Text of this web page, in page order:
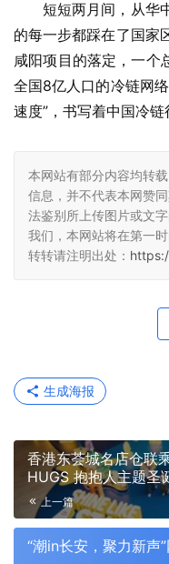
短短两月间，从华
的每一步都踩在了国家
咸阳项目的落定，一
全国8亿人口的冷链网
速度”，书写着中国冷链
本网站有部分内容均转
信息，并不代表本网赞
法鉴别所上传图片或文
我们，本网站将在第一
转转请注明出处：
生成海报
香港东荟城名店仓联
HUGS 抱抱人主题圣
上一篇
“潮in长安，聚力新声